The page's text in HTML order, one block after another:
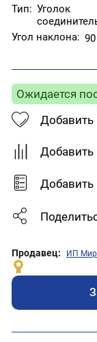
Тип: Уголок
Угол наклона: 90
Ожидается
Добавить
Добавить
Продавец: ИП